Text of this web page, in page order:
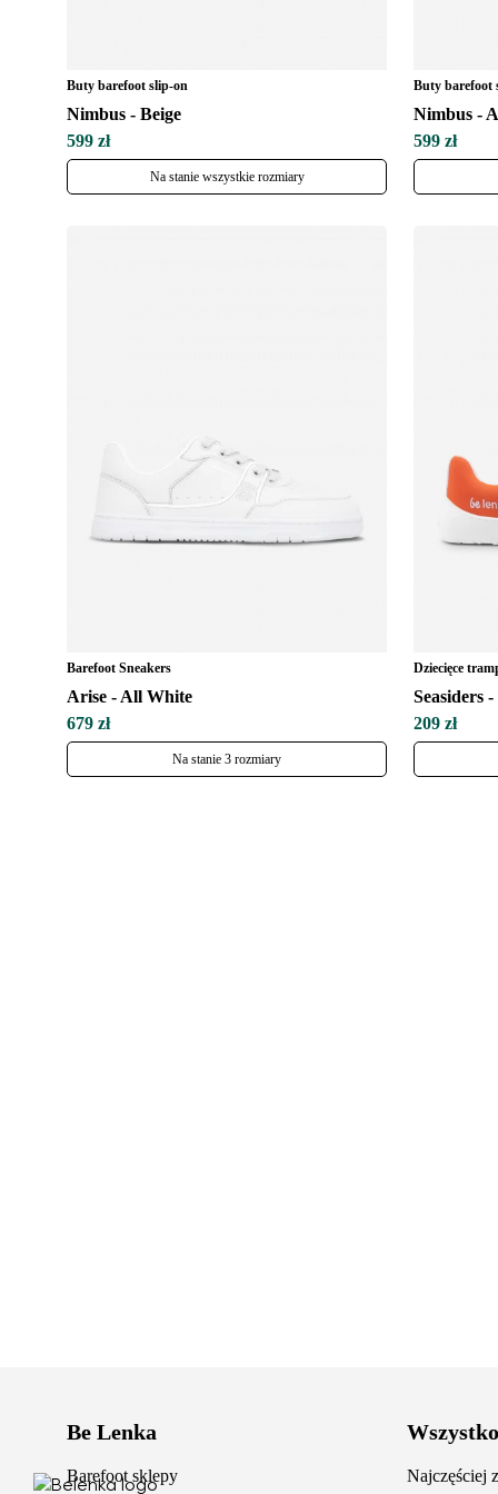
Buty barefoot slip-on
Nimbus - Beige
599 zł
Na stanie wszystkie rozmiary
Buty barefoot
Nimbus -
599 zł
Barefoot Sneakers
Arise - All White
679 zł
Na stanie 3 rozmiary
Dziecięce
Seasiders
209 zł
Be Lenka
Barefoot sklepy
Najczęściej